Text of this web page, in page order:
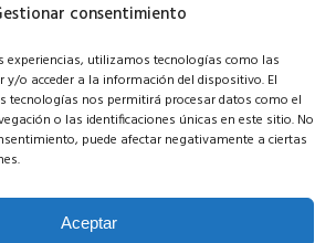
consentimiento
experiencias, utilizamos tecnologías como las
o acceder a la información del dispositivo. El
tecnologías nos permitirá procesar datos como el
o las identificaciones únicas en este sitio. No
puede afectar negativamente a ciertas
Aceptar